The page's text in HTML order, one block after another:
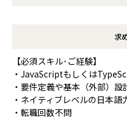
求
【必須スキル･ご経験】
・JavaScriptもしくは
・要件定義や基本（外部）
・ネイティブレベルの日本語
・転職回数不問